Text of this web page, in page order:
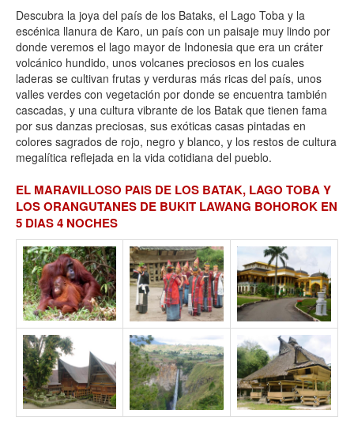
Descubra la joya del país de los Bataks, el Lago Toba y la
escénica llanura de Karo, un país con un paisaje muy lindo por
donde veremos el lago mayor de Indonesia que era un cráter
volcánico hundido, unos volcanes preciosos en los cuales
laderas se cultivan frutas y verduras más ricas del país, unos
valles verdes con vegetación por donde se encuentra también
cascadas, y una cultura vibrante de los Batak que tienen fama
por sus danzas preciosas, sus exóticas casas pintadas en
colores sagrados de rojo, negro y blanco, y los restos de cultura
megalítica reflejada en la vida cotidiana del pueblo.
EL MARAVILLOSO PAIS DE LOS BATAK, LAGO TOBA Y
LOS ORANGUTANES DE BUKIT LAWANG BOHOROK EN
5 DIAS 4 NOCHES